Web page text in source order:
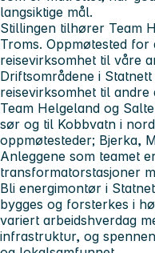
langsiktige mål.
Stillingen tilhører Team
Troms. Oppmøtested
reisevirksomhet til våre
Driftsområdene i
reisevirksomhet til
Team Helgeland og
sør og til Kobbvatn i
oppmøtesteder; Bjerka,
Anleggene som teamet
transformatorstasjoner
Bli energimontør i
bygges og forsterkes i
variert arbeidshverdag
infrastruktur, og